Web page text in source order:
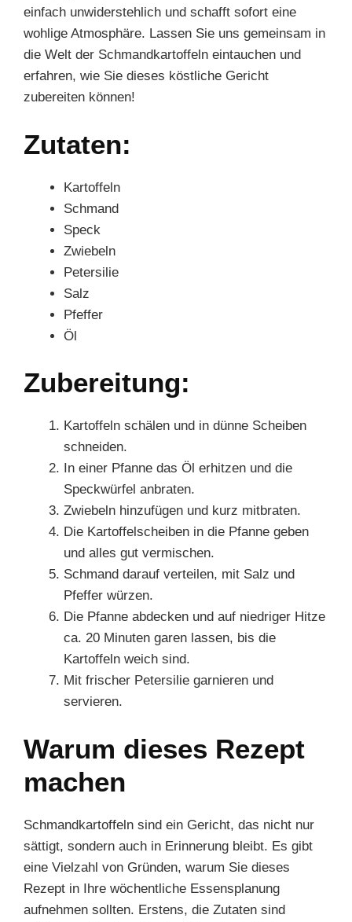
einfach unwiderstehlich und schafft sofort eine
wohlige Atmosphäre. Lassen Sie uns gemeinsam in
die Welt der Schmandkartoffeln eintauchen und
erfahren, wie Sie dieses köstliche Gericht
zubereiten können!
Zutaten:
Kartoffeln
Schmand
Speck
Zwiebeln
Petersilie
Salz
Pfeffer
Öl
Zubereitung:
Kartoffeln schälen und in dünne Scheiben
schneiden.
In einer Pfanne das Öl erhitzen und die
Speckwürfel anbraten.
Zwiebeln hinzufügen und kurz mitbraten.
Die Kartoffelscheiben in die Pfanne geben
und alles gut vermischen.
Schmand darauf verteilen, mit Salz und
Pfeffer würzen.
Die Pfanne abdecken und auf niedriger Hitze
ca. 20 Minuten garen lassen, bis die
Kartoffeln weich sind.
Mit frischer Petersilie garnieren und
servieren.
Warum dieses Rezept
machen
Schmandkartoffeln sind ein Gericht, das nicht nur
sättigt, sondern auch in Erinnerung bleibt. Es gibt
eine Vielzahl von Gründen, warum Sie dieses
Rezept in Ihre wöchentliche Essensplanung
aufnehmen sollten. Erstens, die Zutaten sind